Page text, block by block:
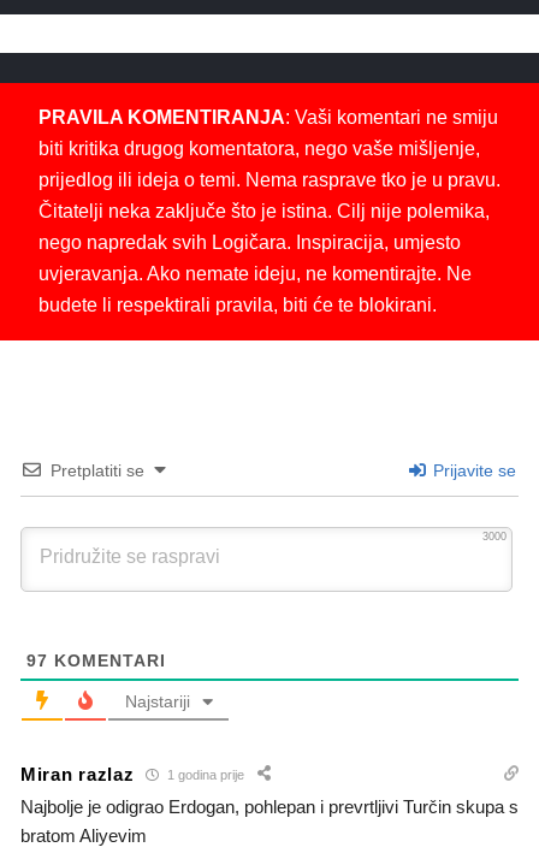
PRAVILA KOMENTIRANJA: Vaši komentari ne smiju
biti kritika drugog komentatora, nego vaše mišljenje,
prijedlog ili ideja o temi. Nema rasprave tko je u pravu.
Čitatelji neka zaključe što je istina. Cilj nije polemika,
nego napredak svih Logičara. Inspiracija, umjesto
uvjeravanja. Ako nemate ideju, ne komentirajte. Ne
budete li respektirali pravila, biti će te blokirani.
Pretplatiti se Prijavite se
3000
97 KOMENTARI
Najstariji
Miran razlaz 1 godina prije
Najbolje je odigrao Erdogan, pohlepan i prevrtljivi Turčin skupa s
bratom Aliyevim